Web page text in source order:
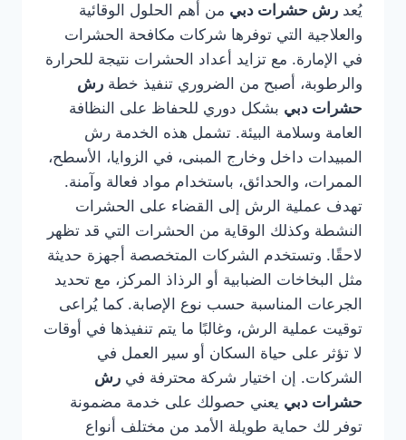
يُعد رش حشرات دبي من أهم الحلول الوقائية
والعلاجية التي توفرها شركات مكافحة الحشرات
في الإمارة. مع تزايد أعداد الحشرات نتيجة للحرارة
والرطوبة، أصبح من الضروري تنفيذ خطة رش
حشرات دبي بشكل دوري للحفاظ على النظافة
العامة وسلامة البيئة. تشمل هذه الخدمة رش
المبيدات داخل وخارج المبنى، في الزوايا، الأسطح،
الممرات، والحدائق، باستخدام مواد فعالة وآمنة.
تهدف عملية الرش إلى القضاء على الحشرات
النشطة وكذلك الوقاية من الحشرات التي قد تظهر
لاحقًا. وتستخدم الشركات المتخصصة أجهزة حديثة
مثل البخاخات الضبابية أو الرذاذ المركز، مع تحديد
الجرعات المناسبة حسب نوع الإصابة. كما يُراعى
توقيت عملية الرش، وغالبًا ما يتم تنفيذها في أوقات
لا تؤثر على حياة السكان أو سير العمل في
الشركات. إن اختيار شركة محترفة في رش
حشرات دبي يعني حصولك على خدمة مضمونة
توفر لك حماية طويلة الأمد من مختلف أنواع